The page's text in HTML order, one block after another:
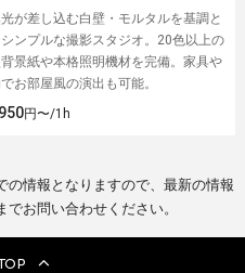
が差し込む白壁・モルタルを基調と
シンプルな撮影スタジオ。20色以上の
景紙や本格照明機材を完備。家具や
お部屋風の演出も可能。
円〜/1h
の情報となりますので、最新の情報
お問い合わせください。